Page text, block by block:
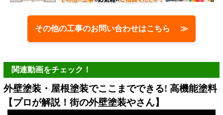
その他の工事のお問い合わせはこちら ≫
関連動画をチェック！
外壁塗装・屋根塗装でここまでできる! 高機能塗料
【プロが解説！街の外壁塗装やさん】